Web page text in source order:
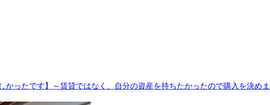
かったです】～賃貸ではなく、自分の資産を持ちたかったので購入を決め